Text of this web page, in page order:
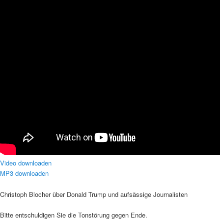
Video downloaden
MP3 downloaden
Christoph Blocher über Donald Trump und aufsässige Journalisten
Bitte entschuldigen Sie die Tonstörung gegen Ende.